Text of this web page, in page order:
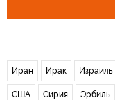
Иран Ирак Израиль
США Сирия Эрбиль